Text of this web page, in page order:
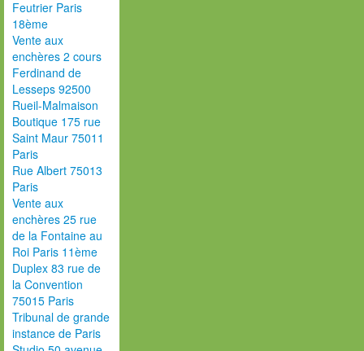
Feutrier Paris
18ème
Vente aux
enchères 2 cours
Ferdinand de
Lesseps 92500
Rueil-Malmaison
Boutique 175 rue
Saint Maur 75011
Paris
Rue Albert 75013
Paris
Vente aux
enchères 25 rue
de la Fontaine au
Roi Paris 11ème
Duplex 83 rue de
la Convention
75015 Paris
Tribunal de grande
instance de Paris